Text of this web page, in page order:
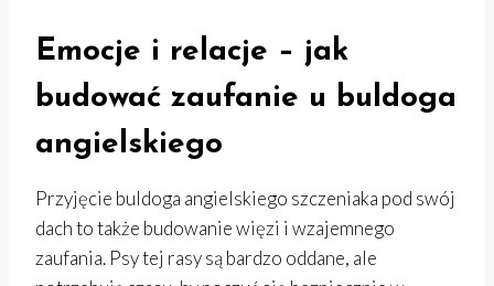
Emocje i relacje – jak
budować zaufanie u buldoga
angielskiego
Przyjęcie buldoga angielskiego szczeniaka pod swój
dach to także budowanie więzi i wzajemnego
zaufania. Psy tej rasy są bardzo oddane, ale